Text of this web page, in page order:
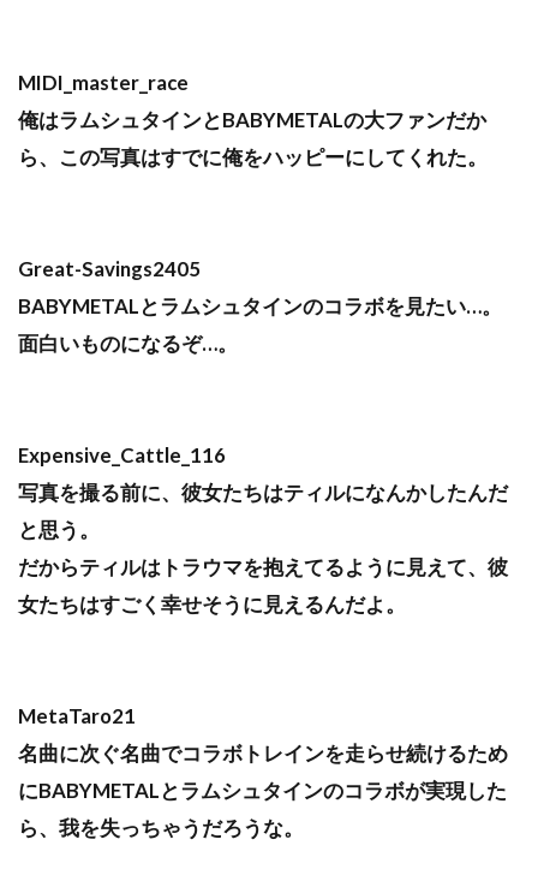
MIDI_master_race
俺はラムシュタインとBABYMETALの大ファンだか
ら、この写真はすでに俺をハッピーにしてくれた。
Great-Savings2405
BABYMETALとラムシュタインのコラボを見たい…。
面白いものになるぞ…。
Expensive_Cattle_116
写真を撮る前に、彼女たちはティルになんかしたんだ
と思う。
だからティルはトラウマを抱えてるように見えて、彼
女たちはすごく幸せそうに見えるんだよ。
MetaTaro21
名曲に次ぐ名曲でコラボトレインを走らせ続けるため
にBABYMETALとラムシュタインのコラボが実現した
ら、我を失っちゃうだろうな。